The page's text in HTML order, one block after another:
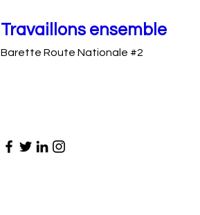
Travaillons ensemble
Barette Route Nationale #2